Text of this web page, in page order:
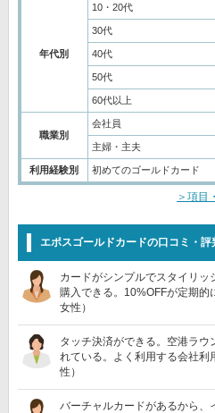
年代別
10・20代
30代
40代
50代
60代以上
職業別
会社員
主婦・主夫
利用経験別 初めてのゴールドカード
＞項目
エポスゴールドカードの口コミ・評
カードがシンプルでスタイリ
購入できる。10%OFFが定期的
女性）
タッチ決済ができる。空港ラウ
れている。よく利用する会社
性）
バーチャルカードがあるから、